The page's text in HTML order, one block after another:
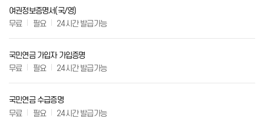
여권정보증명서(국/영)
무료
필요 24시간 발급가능
국민연금 가입자 가입증명
무료
필요 24시간 발급가능
국민연금 수급증명
무료
필요 24시간 발급가능